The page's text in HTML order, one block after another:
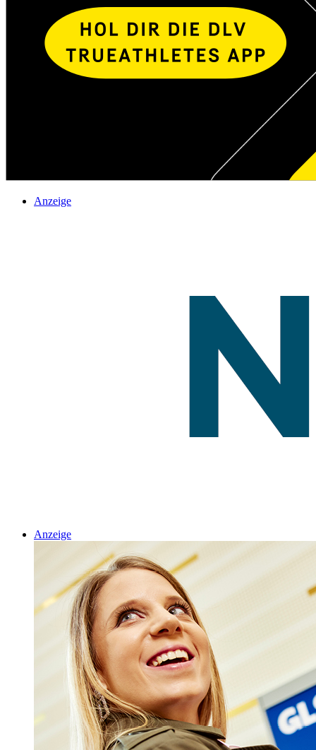
Anzeige
Anzeige